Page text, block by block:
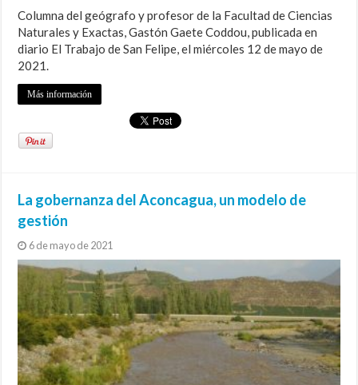
Columna del geógrafo y profesor de la Facultad de Ciencias
Naturales y Exactas, Gastón Gaete Coddou, publicada en
diario El Trabajo de San Felipe, el miércoles 12 de mayo de
2021.
Más información
La gobernanza del Aconcagua, un modelo de
gestión
6 de mayo de 2021